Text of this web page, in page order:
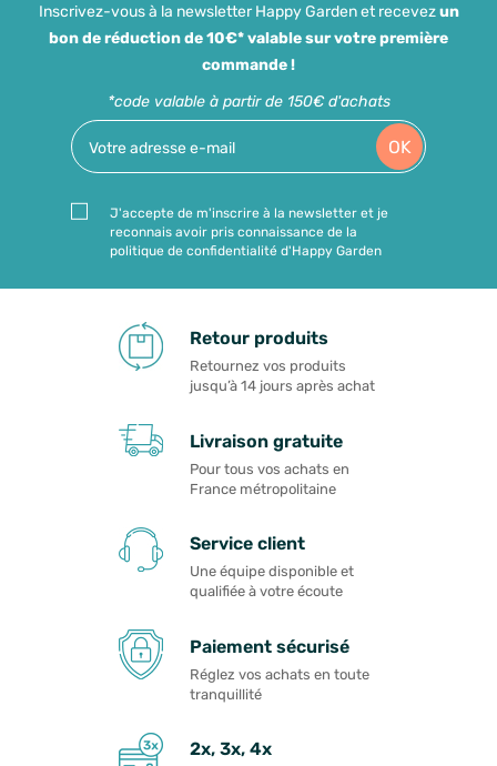
Inscrivez-vous à la newsletter Happy Garden et recevezun
bon de réduction de 10€* valable sur votre première
commande !
*code valable à partir de 150€ d'achats
OK
J'accepte de m'inscrire à la newsletter et je
reconnais avoir pris connaissance de la
politique de confidentialité d'Happy Garden
Retour produits
Retournez vos produits
jusqu’à 14 jours après achat
Livraison gratuite
Pour tous vos achats en
France métropolitaine
Service client
Une équipe disponible et
qualifiée à votre écoute
Paiement sécurisé
Réglez vos achats en toute
tranquillité
2x, 3x, 4x